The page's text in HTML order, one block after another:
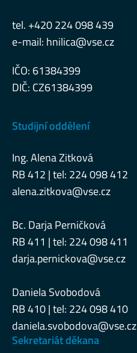
tel. +420 224 098 439
e-mail: hnilica@vse.cz
IČO: 61384399
DIČ: CZ61384399
Studijní oddělení
Ing. Alena Zitková
RB 412 | tel: 224 098 412
alena.zitkova@vse.cz
Bc. Darja Perničková
RB 411 | tel: 224 098 411
darja.pernickova@vse.cz
Daniela Svobodová
RB 410 | tel: 224 098 410
daniela.svobodova@vse.cz
Sekretariát děkana